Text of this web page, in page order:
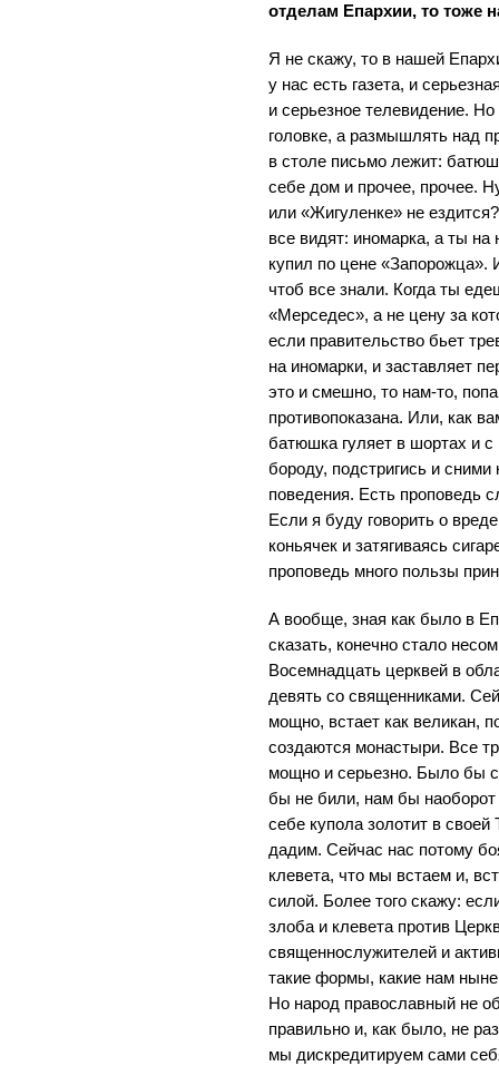
отделам Епархии, то тоже
Я не скажу, то в нашей
у нас есть газета, и
и серьезное телевидение.
головке, а размышлять над
в столе письмо лежит:
себе дом и прочее, прочее.
или «Жигуленке» не
все видят: иномарка, а ты
купил по цене «Запорожца».
чтоб все знали. Когда ты
«Мерседес», а не цену за
если правительство бьет
на иномарки, и заставляет
это и смешно, то нам-то,
противопоказана. Или, как
батюшка гуляет в шортах и с
бороду, подстригись и
поведения. Есть проповедь
Если я буду говорить о
коньячек и затягиваясь
проповедь много пользы
А вообще, зная как было в
сказать, конечно стало
Восемнадцать церквей в
девять со священниками.
мощно, встает как великан,
создаются монастыри. Все
мощно и серьезно. Было бы
бы не били, нам бы наоборот
себе купола золотит в
дадим. Сейчас нас потому
клевета, что мы встаем и,
силой. Более того скажу:
злоба и клевета против
священнослужителей и
такие формы, какие нам
Но народ православный не
правильно и, как было, не
мы дискредитируем сами